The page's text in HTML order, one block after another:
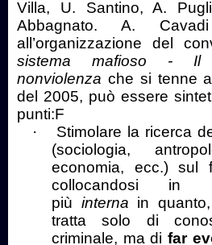
Villa, U. Santino, A.
Abbagnato. A.
all’organizzazione del
sistema mafioso - Il
nonviolenza che si tenne
del 2005, può essere
punti:F
·
Stimolare la ricerca
(sociologia,
economia, ecc.) sul
collocandosi in
più interna in
tratta solo di
criminale, ma di far